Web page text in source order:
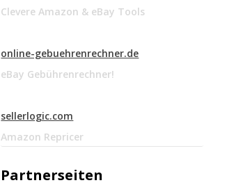
Clevere Amazon & eBay Tools
online-gebuehrenrechner.de
eBay Gebührenrechner!
sellerlogic.com
Amazon Repricer
Partnerseiten